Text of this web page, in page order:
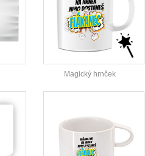
Magický hrnček